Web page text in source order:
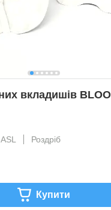
вкладишів
Роздріб
Купити